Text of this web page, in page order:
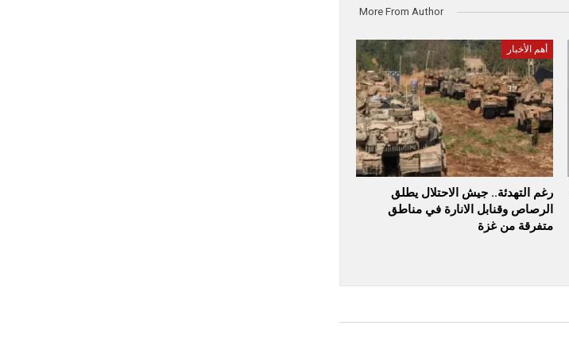
More From Author
أهم الأخبار
رغم التهدئة.. جيش الاحتلال يطلق
الرصاص وقنابل الانارة في مناطق
متفرقة من غزة